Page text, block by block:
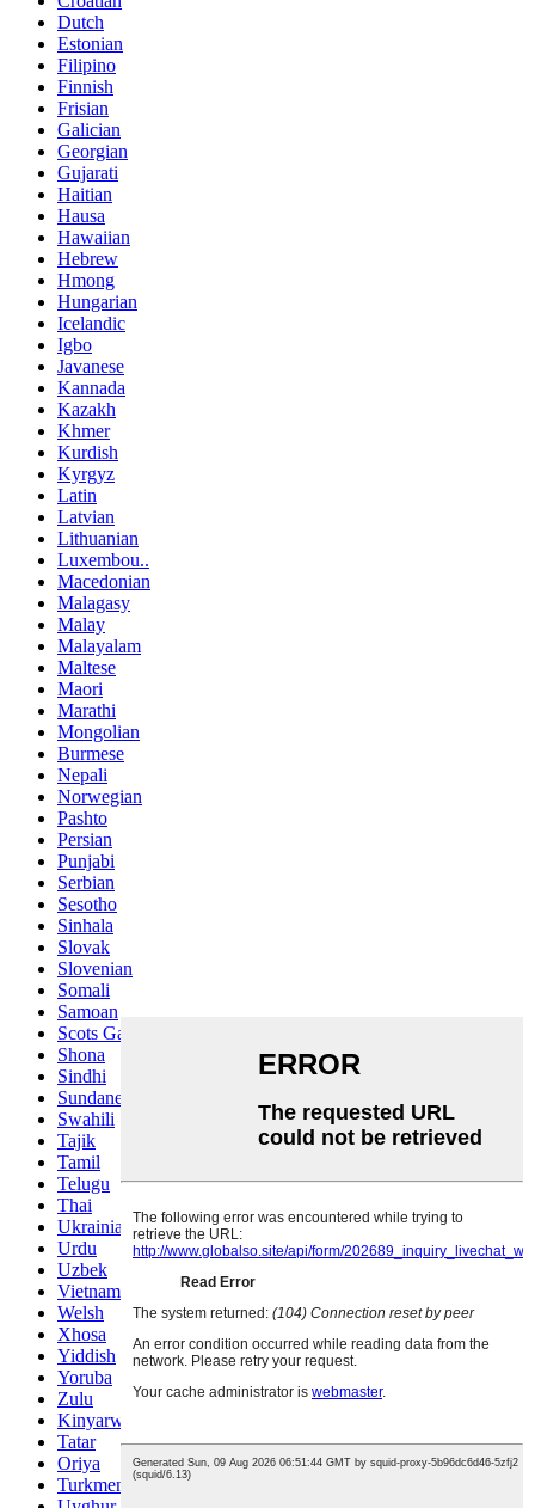
Dutch
Estonian
Filipino
Finnish
Frisian
Galician
Georgian
Gujarati
Haitian
Hausa
Hawaiian
Hebrew
Hmong
Hungarian
Icelandic
Igbo
Javanese
Kannada
Kazakh
Khmer
Kurdish
Kyrgyz
Latin
Latvian
Lithuanian
Luxembou..
Macedonian
Malagasy
Malay
Malayalam
Maltese
Maori
Marathi
Mongolian
Burmese
Nepali
Norwegian
Pashto
Persian
Punjabi
Serbian
Sesotho
Sinhala
Slovak
Slovenian
Somali
Samoan
Scots Gaelic
Shona
Sindhi
Sundanese
Swahili
Tajik
Tamil
Telugu
Thai
Ukrainian
Urdu
Uzbek
Vietnamese
Welsh
Xhosa
Yiddish
Yoruba
Zulu
Kinyarwanda
Tatar
Oriya
Turkmen